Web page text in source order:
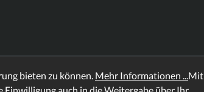
bieten zu können. Mehr Informationen ...Mit